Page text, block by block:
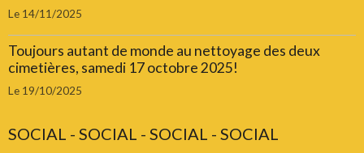
Le 14/11/2025
Toujours autant de monde au nettoyage des deux
cimetières, samedi 17 octobre 2025!
Le 19/10/2025
SOCIAL - SOCIAL - SOCIAL - SOCIAL